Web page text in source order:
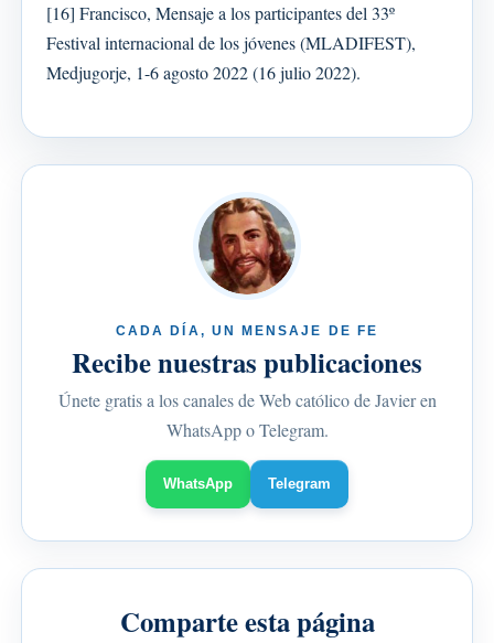
[16] Francisco, Mensaje a los participantes del 33º
Festival internacional de los jóvenes (MLADIFEST),
Medjugorje, 1-6 agosto 2022 (16 julio 2022).
CADA DÍA, UN MENSAJE DE FE
Recibe nuestras publicaciones
Únete gratis a los canales de Web católico de Javier en
WhatsApp o Telegram.
WhatsApp Telegram
Comparte esta página